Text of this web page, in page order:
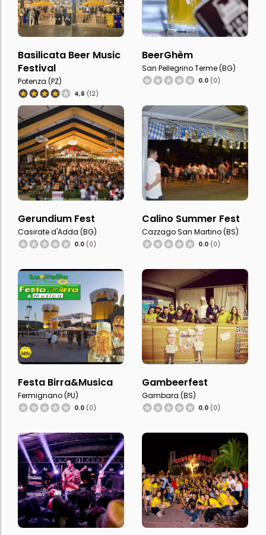
Basilicata Beer Music
Festival
Potenza (PZ)
4,6 (12)
BeerGhèm
San Pellegrino Terme (BG)
0.0 (0)
Gerundium Fest
Casirate d'Adda (BG)
0.0 (0)
Calino Summer Fest
Cazzago San Martino (BS)
0.0 (0)
Festa Birra&Musica
Fermignano (PU)
0.0 (0)
Gambeerfest
Gambara (BS)
0.0 (0)